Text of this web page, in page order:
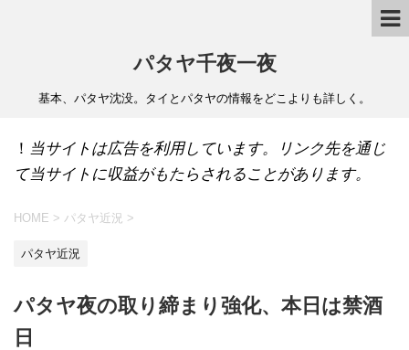
パタヤ千夜一夜
基本、パタヤ沈没。タイとパタヤの情報をどこよりも詳しく。
！ 当サイトは広告を利用しています。リンク先を通じ
て当サイトに収益がもたらされることがあります。
HOME > パタヤ近況 >
パタヤ近況
パタヤ夜の取り締まり強化、本日は禁酒
日